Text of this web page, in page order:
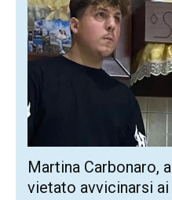
Martina Carbonaro,
vietato avvicinarsi ai